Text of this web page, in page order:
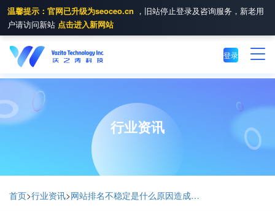
温馨提示：官网已升级为seoceo.cn ，旧站停止登录及咨询服务，新老用
户请访问新站 点击进入新网站
登录
行业资讯
首页>行业资讯> 网站排名不稳定是什么原因造成的呢？